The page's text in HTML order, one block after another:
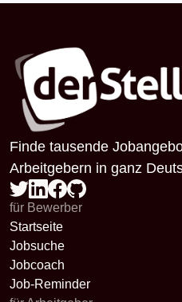
Finde tausende
Arbeitgebern in ganz
für Bewerber
Startseite
Jobsuche
Jobcoach
Job-Reminder